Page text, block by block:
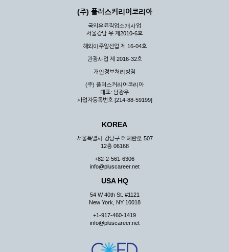
(주) 플러스커리어코리아
국외유료직업소개사업
서울강남 유 제2010-6호
해외이주알선업 제 16-04호
관광사업 제 2016-32호
개인정보처리방침
(주) 플러스커리어코리아
대표: 남광우
사업자등록번호 [214-88-59199]
KOREA
서울특별시 강남구 테헤란로 507
12층 06168
+82-2-561-6306
info@pluscareer.net
USA HQ
54 W 40th St. #1121
New York, NY 10018
+1-917-460-1419
info@pluscareer.net